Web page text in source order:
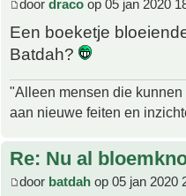
door draco op 05 jan 2020
Een boeketje
Batdah?
"Alleen mensen die
aan nieuwe feiten en
Re: Nu al
door batdah op 05 jan 2020